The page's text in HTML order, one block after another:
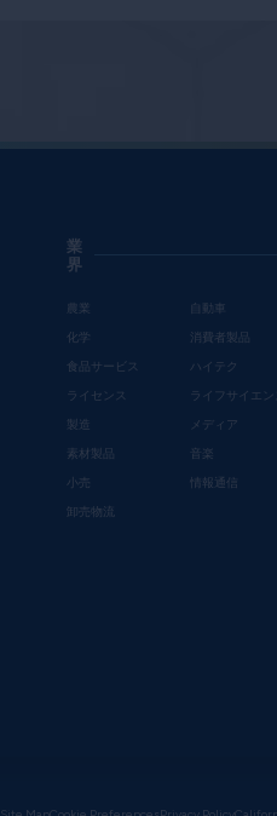
業
界
農業
化学
食品サービス
ライセンス
製造
素材製品
小売
卸売物流
自動車
消費者製品
ハイテク
ライフサイエン
メディア
音楽
情報通信